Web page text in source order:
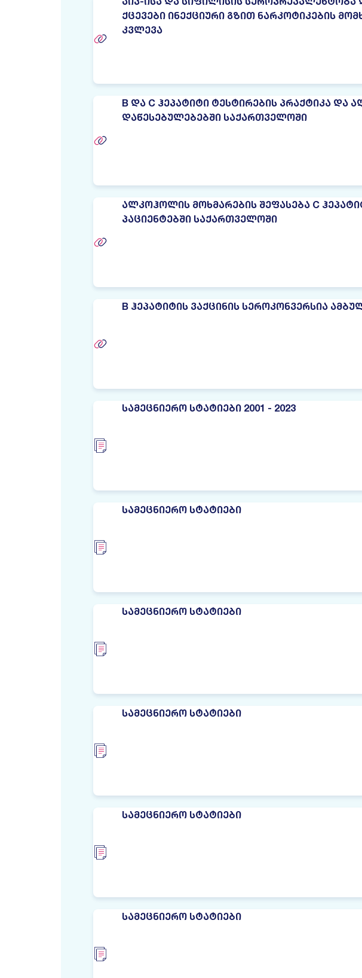
ᲥᲪᲔᲕᲔᲑᲘ ᲘᲜᲔᲥᲪᲘᲣᲠᲘ ᲒᲖᲘᲗ ᲜᲐᲠᲙᲝᲢᲘᲙᲔᲑᲘᲡ
ᲙᲕᲚᲔᲕᲐ
B ᲓᲐ C ᲰᲔᲞᲐᲢᲘᲢᲘ ᲢᲔᲡᲢᲘᲠᲔᲑᲘᲡ ᲞᲠᲐᲥᲢᲘᲙᲐ ᲓᲐ
ᲓᲐᲬᲔᲡᲔᲑᲣᲚᲔᲑᲔᲑᲨᲘ ᲡᲐᲥᲐᲠᲗᲕᲔᲚᲝᲨᲘ
ᲐᲚᲙᲝᲰᲝᲚᲘᲡ ᲛᲝᲮᲛᲐᲠᲔᲑᲘᲡ ᲨᲔᲤᲐᲡᲔᲑᲐ C
ᲞᲐᲪᲘᲔᲜᲢᲔᲑᲨᲘ ᲡᲐᲥᲐᲠᲗᲕᲔᲚᲝᲨᲘ
B ᲰᲔᲞᲐᲢᲘᲢᲘᲡ ᲕᲐᲥᲪᲘᲜᲘᲡ ᲡᲔᲠᲝᲙᲝᲜᲕᲔᲠᲡᲘᲐ
ᲡᲐᲛᲔᲪᲜᲘᲔᲠᲝ ᲡᲢᲐᲢᲘᲔᲑᲘ 2001 - 2023
ᲡᲐᲛᲔᲪᲜᲘᲔᲠᲝ ᲡᲢᲐᲢᲘᲔᲑᲘ
ᲡᲐᲛᲔᲪᲜᲘᲔᲠᲝ ᲡᲢᲐᲢᲘᲔᲑᲘ
ᲡᲐᲛᲔᲪᲜᲘᲔᲠᲝ ᲡᲢᲐᲢᲘᲔᲑᲘ
ᲡᲐᲛᲔᲪᲜᲘᲔᲠᲝ ᲡᲢᲐᲢᲘᲔᲑᲘ
ᲡᲐᲛᲔᲪᲜᲘᲔᲠᲝ ᲡᲢᲐᲢᲘᲔᲑᲘ